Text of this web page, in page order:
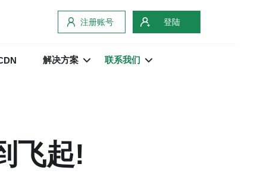
注册账号 登陆
解决方案 联系我们
飞起!